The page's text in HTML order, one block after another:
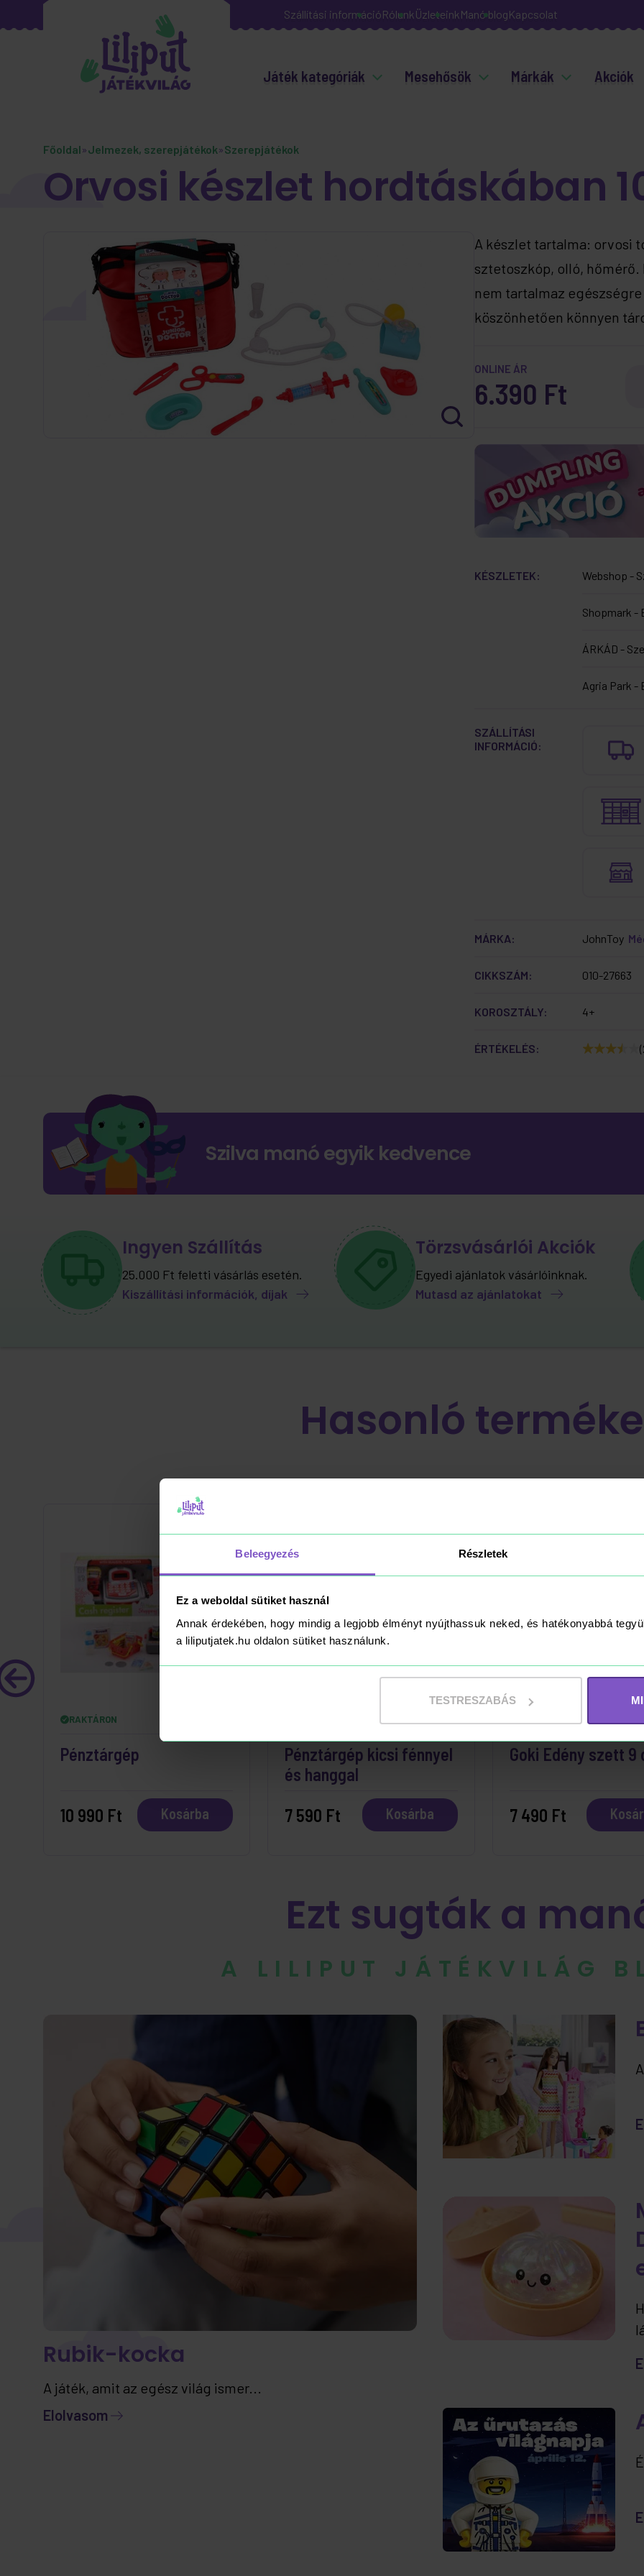
Beleegyezés Részletek
Ez a weboldal sütiket használ
Annak érdekében, hogy mindig a legjobb élményt nyújthassuk neked, és hatékonyabbá
a liliputjatek.hu oldalon sütiket használunk.
TESTRESZABÁS
Szállítási információRólunk Üzleteink Manó blogKapcsolat
Játék kategóriák Mesehősök Márkák Akciók
Főoldal»Jelmezek, szerepjátékok»Szerepjátékok
Orvosi készlet hordtáskában
A készlet tartalma: orvosi
sztetoszkóp, olló,
nem tartalmaz
köszönhetően könnyen
ONLINE ÁR
6.390 Ft
KÉSZLETEK: Webshop -
Shopmark -
ÁRKÁD -
Agria Park -
SZÁLLÍTÁSI
INFORMÁCIÓ:
MÁRKA: JohnToy
CIKKSZÁM: 010-27663
KOROSZTÁLY: 4+
ÉRTÉKELÉS:
Szilva manó egyik kedvence
Ingyen Szállítás
25.000 Ft feletti vásárlás esetén.
Kiszállítási információk, díjak
Törzsvásárlói Akciók
Egyedi ajánlatok vásárlóinknak.
Mutasd az ajánlatokat
Hasonló
RAKTÁRON
Pénztárgép
10 990 Ft Kosárba
Pénztárgép kicsi fénnyel
és hanggal
7 590 Ft
Kosárba
Goki Edény szett 9
7 490 Ft
Ezt sugták a
A LILIPUT JÁTÉKVILÁG
Rubik-kocka
A játék, amit az egész világ ismer...
Elolvasom